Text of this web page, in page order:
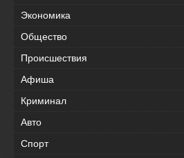
Экономика
Общество
Происшествия
Афиша
Криминал
Авто
Спорт